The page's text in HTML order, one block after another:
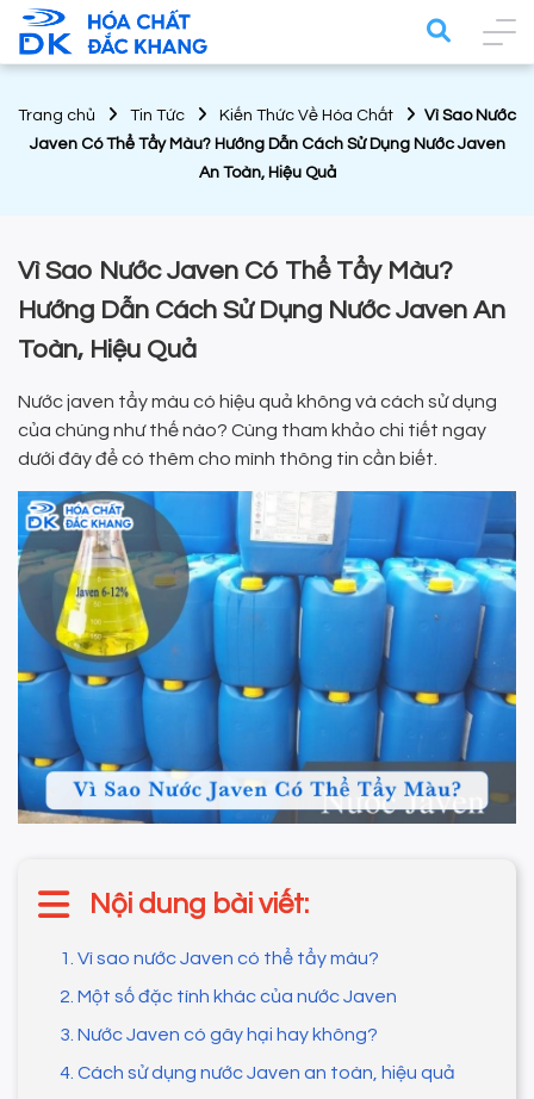
Trang chủ Tin Tức Kiến Thức Về Hóa Chất
Vì Sao Nước
Javen Có Thể Tẩy Màu? Hướng Dẫn Cách Sử Dụng Nước Javen
An Toàn, Hiệu Quả
Vì Sao Nước Javen Có Thể Tẩy Màu?
Hướng Dẫn Cách Sử Dụng Nước Javen An
Toàn, Hiệu Quả
Nước javen tẩy màu có hiệu quả không và cách sử dụng
của chúng như thế nào? Cùng tham khảo chi tiết ngay
dưới đây để có thêm cho mình thông tin cần biết.
Nội dung bài viết:
1. Vì sao nước Javen có thể tẩy màu?
2. Một số đặc tính khác của nước Javen
3. Nước Javen có gây hại hay không?
4. Cách sử dụng nước Javen an toàn, hiệu quả